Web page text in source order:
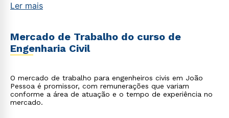
Ler mais
Mercado de Trabalho do curso de
Engenharia Civil
O mercado de trabalho para engenheiros civis em João
Pessoa é promissor, com remunerações que variam
conforme a área de atuação e o tempo de experiência no
mercado.